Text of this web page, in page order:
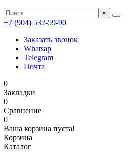
×
+7 (904) 532-59-90
Заказать звонок
Whatsap
Telegram
Почта
0
Закладки
0
Сравнение
0
Ваша корзина пуста!
Корзина
Каталог